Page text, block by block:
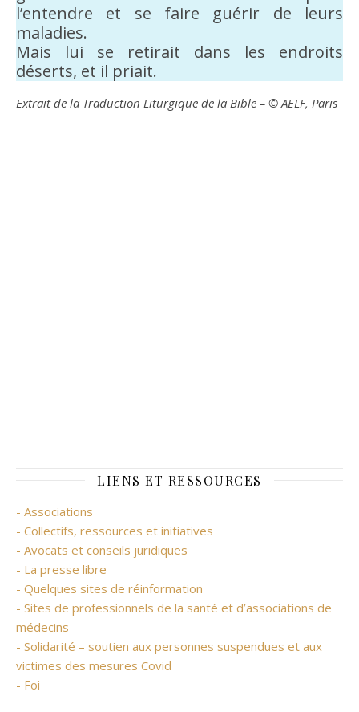
l’entendre et se faire guérir de leurs
maladies.
Mais lui se retirait dans les endroits
déserts, et il priait.
Extrait de la Traduction Liturgique de la Bible – © AELF, Paris
LIENS ET RESSOURCES
- Associations
- Collectifs, ressources et initiatives
- Avocats et conseils juridiques
- La presse libre
- Quelques sites de réinformation
- Sites de professionnels de la santé et d’associations de
médecins
- Solidarité – soutien aux personnes suspendues et aux
victimes des mesures Covid
- Foi